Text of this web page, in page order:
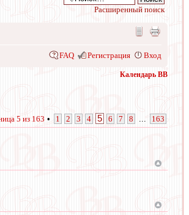
Расширенный поиск
FAQ Регистрация Вход
Календарь ВВ
5 из 163 • 1 2 3 4 5 6 7 8 163